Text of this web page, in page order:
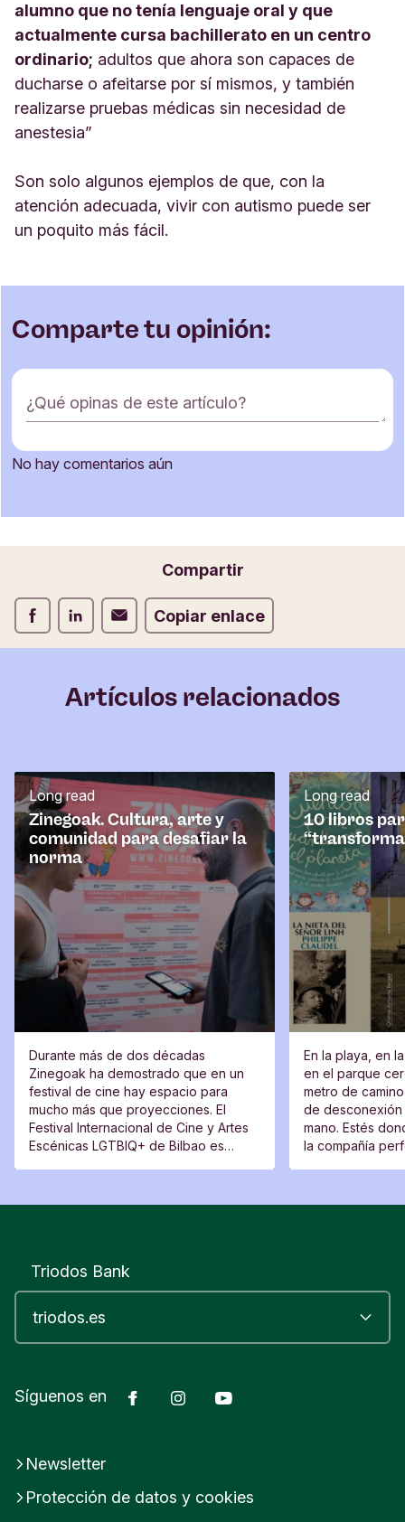
alumno que no tenía lenguaje oral y que
actualmente cursa bachillerato en un centro
ordinario; adultos que ahora son capaces de
ducharse o afeitarse por sí mismos, y también
realizarse pruebas médicas sin necesidad de
anestesia”
Son solo algunos ejemplos de que, con la
atención adecuada, vivir con autismo puede ser
un poquito más fácil.
Comparte tu opinión:
F
o
m
a
d
e
c
r
i
o
¿Qué opinas de este artículo?
Correo electrónico
No hay comentarios aún
Compartir
Compartir Facebook
Compartir LinkedIn
Compartir Correo electrónico
Copiar enlace
Artículos relacionados
Zinegoak. Cultura, arte y
comunidad para desafiar la
norma
Long read
Durante más de dos décadas
Zinegoak ha demostrado que en un
festival de cine hay espacio para
mucho más que proyecciones. El
Festival Internacional de Cine y Artes
Escénicas LGTBIQ+ de Bilbao es
10 libros
Long read
En la playa, en
en el parque
metro de
de
mano. Estés
la compañía
Triodos Bank
Síguenos en FacebookInstagram
Newsletter
Protección de datos y cookies